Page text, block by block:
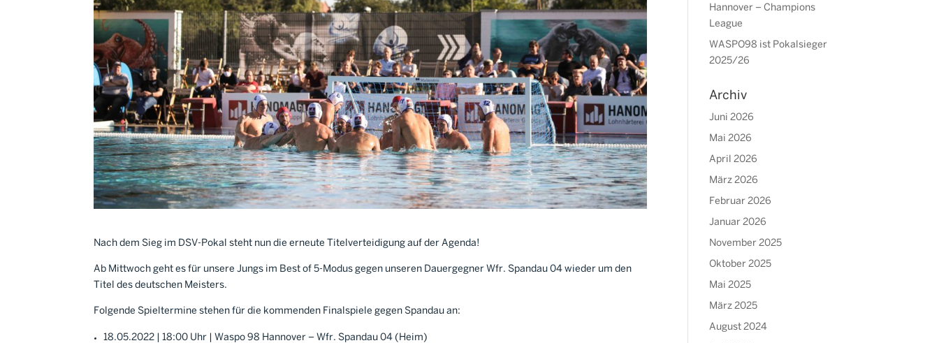
Nach dem Sieg im DSV-Pokal steht nun die erneute Titelverteidigung auf der Agenda!
Ab Mittwoch geht es für unsere Jungs im Best of 5-Modus gegen unseren Dauergegner Wfr. Spandau 04 wieder um den
Titel des deutschen Meisters.
Folgende Spieltermine stehen für die kommenden Finalspiele gegen Spandau an:
18.05.2022 | 18:00 Uhr | Waspo 98 Hannover – Wfr. Spandau 04 (Heim)
Hannover – Champions
League
WASPO98 ist Pokalsieger
2025/26
Archiv
Juni 2026
Mai 2026
April 2026
März 2026
Februar 2026
Januar 2026
November 2025
Oktober 2025
Mai 2025
März 2025
August 2024